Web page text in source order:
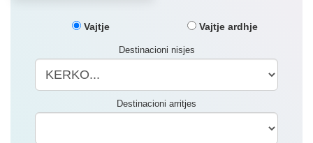
Vajtje Vajtje ardhje
Destinacioni nisjes
Destinacioni arritjes